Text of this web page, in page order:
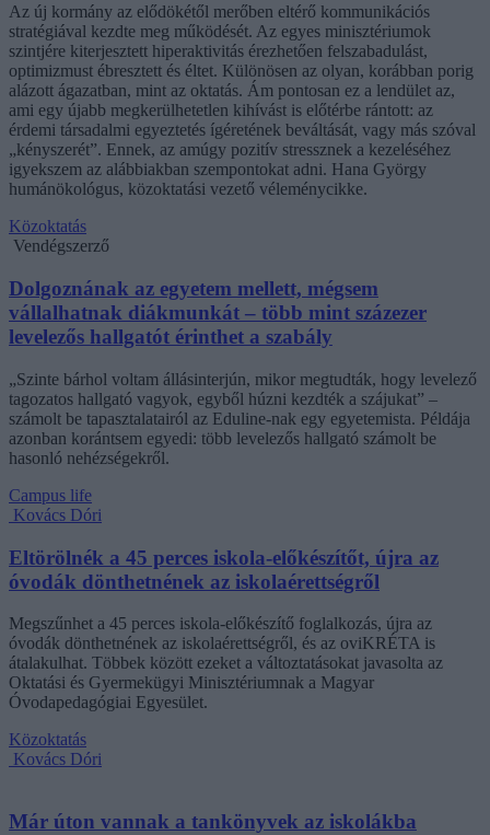
Az új kormány az elődökétől merőben eltérő kommunikációs
stratégiával kezdte meg működését. Az egyes minisztériumok
szintjére kiterjesztett hiperaktivitás érezhetően felszabadulást,
optimizmust ébresztett és éltet. Különösen az olyan, korábban porig
alázott ágazatban, mint az oktatás. Ám pontosan ez a lendület az,
ami egy újabb megkerülhetetlen kihívást is előtérbe rántott: az
érdemi társadalmi egyeztetés ígéretének beváltását, vagy más szóval
„kényszerét”. Ennek, az amúgy pozitív stressznek a kezeléséhez
igyekszem az alábbiakban szempontokat adni. Hana György
humánökológus, közoktatási vezető véleménycikke.
Közoktatás
Vendégszerző
Dolgoznának az egyetem mellett, mégsem
vállalhatnak diákmunkát – több mint százezer
levelezős hallgatót érinthet a szabály
„Szinte bárhol voltam állásinterjún, mikor megtudták, hogy levelező
tagozatos hallgató vagyok, egyből húzni kezdték a szájukat” –
számolt be tapasztalatairól az Eduline-nak egy egyetemista. Példája
azonban korántsem egyedi: több levelezős hallgató számolt be
hasonló nehézségekről.
Campus life
Kovács Dóri
Eltörölnék a 45 perces iskola-előkészítőt, újra az
óvodák dönthetnének az iskolaérettségről
Megszűnhet a 45 perces iskola-előkészítő foglalkozás, újra az
óvodák dönthetnének az iskolaérettségről, és az oviKRÉTA is
átalakulhat. Többek között ezeket a változtatásokat javasolta az
Oktatási és Gyermekügyi Minisztériumnak a Magyar
Óvodapedagógiai Egyesület.
Közoktatás
Kovács Dóri
Már úton vannak a tankönyvek az iskolákba